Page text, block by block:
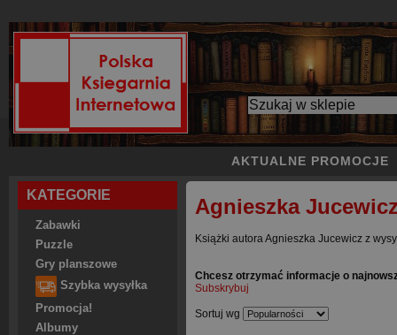
AKTUALNE PROMOCJE
KATEGORIE
Zabawki
Puzzle
Gry planszowe
Szybka wysyłka
Promocja!
Albumy
Agnieszka
Książki autora Agnieszka Jucewicz z
Chcesz otrzymać informacje o
Subskrybuj
Sortuj wg